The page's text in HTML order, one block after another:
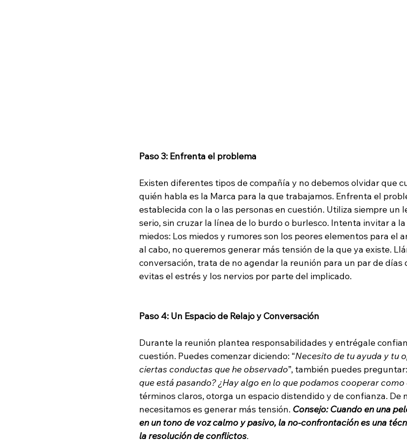
Paso 3: Enfrenta el problema
Existen diferentes tipos de compañía y no debemos olvidar que
quién habla es la Marca para la que trabajamos. Enfrenta el
establecida con la o las personas en cuestión. Utiliza siempre un
serio, sin cruzar la línea de lo burdo o burlesco. Intenta invitar a
miedos: Los miedos y rumores son los peores elementos para el
al cabo, no queremos generar más tensión de la que ya existe.
conversación, trata de no agendar la reunión para un par de días
evitas el estrés y los nervios por parte del implicado.
Paso 4: Un Espacio de Relajo y Conversación
Durante la reunión plantea responsabilidades y entrégale
cuestión. Puedes comenzar diciendo: “Necesito de tu ayuda y tu
ciertas conductas que he observado”, también puedes preguntar:
que está pasando? ¿Hay algo en lo que podamos cooperar como
términos claros, otorga un espacio distendido y de confianza. De
necesitamos es generar más tensión. Consejo: Cuando en una
en un tono de voz calmo y pasivo, la no-confrontación es una
la resolución de conflictos.